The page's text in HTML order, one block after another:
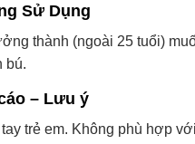
Sử Dụng
thành (ngoài 25 tuổi)
bú.
– Lưu ý
trẻ em. Không phù hợp